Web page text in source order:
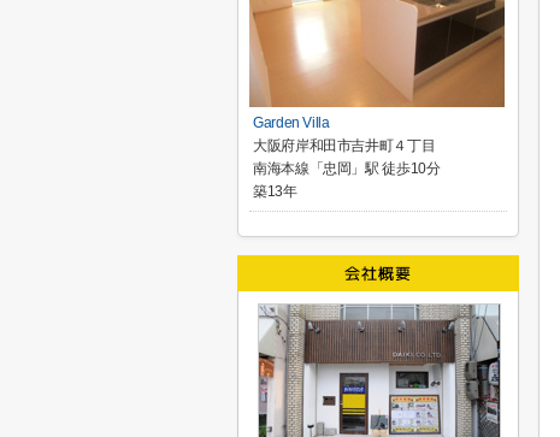
Garden Villa
大阪府岸和田市吉井町４丁目
南海本線「忠岡」駅 徒歩10分
築13年